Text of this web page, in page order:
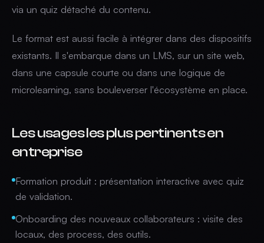
via un quiz détaché du contenu.
Le format est aussi facile à intégrer dans des dispositifs
existants. Il s'embarque dans un LMS, sur un site web,
dans une capsule courte ou dans une logique de
microlearning, sans bouleverser l'écosystème en place.
Les usages les plus pertinents en
entreprise
Formation produit : présentation interactive avec quiz
de validation.
Onboarding des nouveaux collaborateurs : visite des
locaux, des process, des outils.